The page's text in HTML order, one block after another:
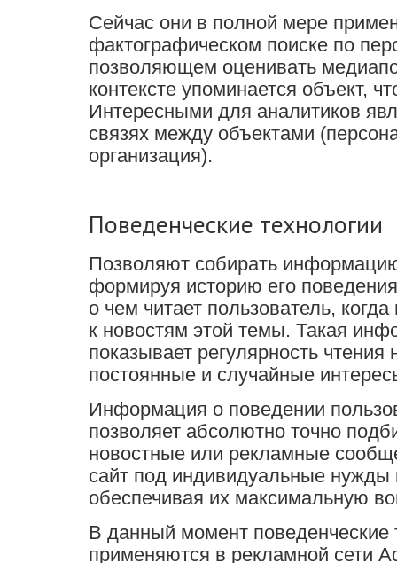
Сейчас они в полной мере
фактографическом поиске по
позволяющем оценивать
контексте упоминается объект,
Интересными для аналитиков
связях между объектами
организация).
Поведенческие технологии
Позволяют собирать
формируя историю его
о чем читает пользователь,
к новостям этой темы. Такая
показывает регулярность чтения
постоянные и случайные
Информация о поведении
позволяет абсолютно точно
новостные или рекламные
сайт под индивидуальные нужды
обеспечивая их максимальную
В данный момент поведенческие
применяются в рекламной сети